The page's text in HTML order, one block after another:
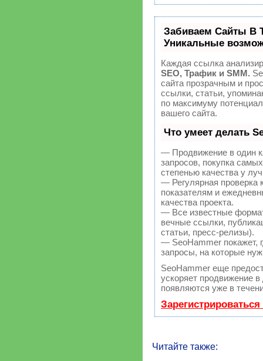
Забиваем Сайты
Уникальные
Каждая ссылка
SEO, Трафик и SMM.
сайта прозрачным и
ссылки, статьи,
по максимуму
вашего сайта.
Что умеет делать
— Продвижение в один
запросов, покупка
степенью качества у
— Регулярная проверка
показателям и
качества проекта.
— Все известные
вечные ссылки,
статьи, пресс-релизы).
— SeoHammer покажет,
запросы, на которые
SeoHammer еще
ускоряет продвижение
появляются уже в
Читайте также: